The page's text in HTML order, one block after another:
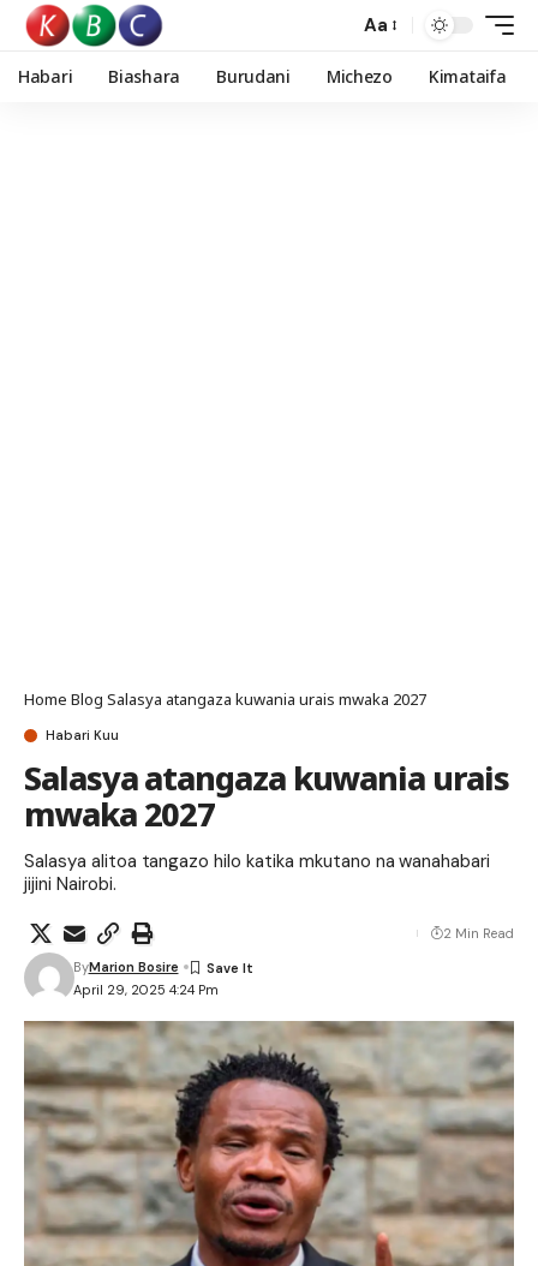
Aa
Habari Biashara Burudani Michezo Kimataifa
Home Blog Salasya atangaza kuwania urais mwaka 2027
Habari Kuu
Salasya atangaza kuwania urais
mwaka 2027
Salasya alitoa tangazo hilo katika mkutano na wanahabari
jijini Nairobi.
April 29, 2025 4:24 Pm
ByMarion Bosire
2 Min Read